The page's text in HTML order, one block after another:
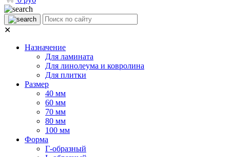
✕
Назначение
Для ламината
Для линолеума и ковролина
Для плитки
Размер
40 мм
60 мм
70 мм
80 мм
100 мм
Форма
Г-образный